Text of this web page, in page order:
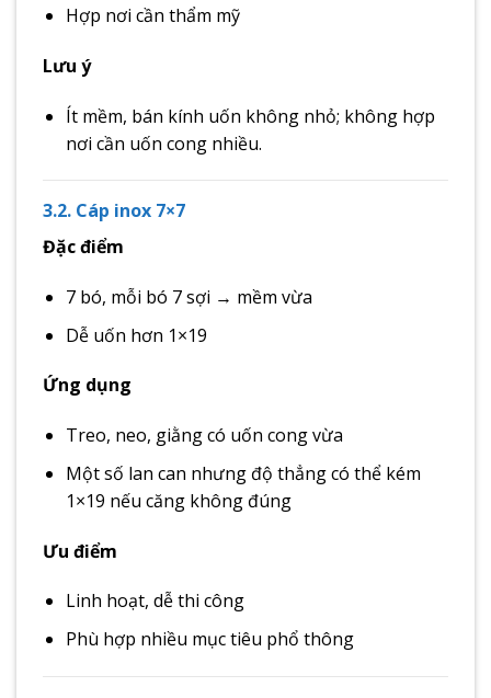
Hợp nơi cần thẩm mỹ
Lưu ý
Ít mềm, bán kính uốn không nhỏ; không hợp
nơi cần uốn cong nhiều.
3.2. Cáp inox 7×7
Đặc điểm
7 bó, mỗi bó 7 sợi → mềm vừa
Dễ uốn hơn 1×19
Ứng dụng
Treo, neo, giằng có uốn cong vừa
Một số lan can nhưng độ thẳng có thể kém
1×19 nếu căng không đúng
Ưu điểm
Linh hoạt, dễ thi công
Phù hợp nhiều mục tiêu phổ thông